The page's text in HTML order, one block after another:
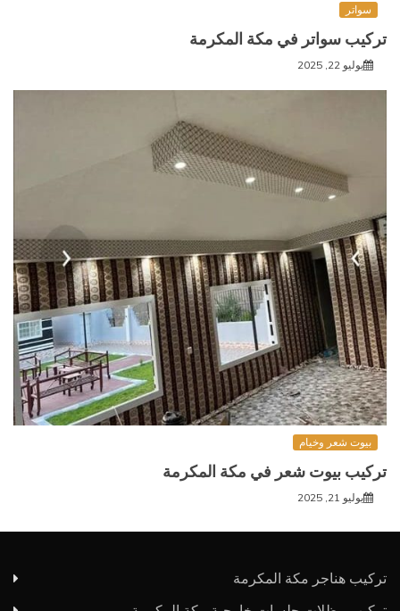
سواتر
تركيب سواتر في مكة المكرمة
يوليو 22, 2025
بيوت شعر وخيام
تركيب بيوت شعر في مكة المكرمة
يوليو 21, 2025
تركيب هناجر مكة المكرمة